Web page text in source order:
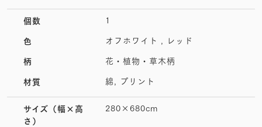
個数 1
色 オフホワイト , レッド
柄 花・植物・草木柄
材質 綿, プリント
サイズ （幅×高
さ）
280×680cm